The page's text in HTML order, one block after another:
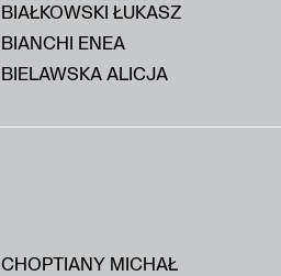
BIAŁKOWSKI ŁUKASZ
BIANCHI ENEA
BIELAWSKA ALICJA
CHOPTIANY MICHAŁ